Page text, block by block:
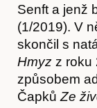
Senft a jenž
(1/2019). V
skončil s
Hmyz z roku
způsobem
Čapků Ze